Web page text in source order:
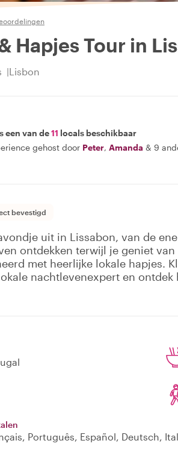
Hapjes Tour in
Lisbon
een van de11 locals beschikbaar
gehost door Peter, Amanda & 9
bevestigd
uit in Lissabon, van de
ontdekken terwijl je geniet
met heerlijke lokale hapjes.
nachtlevenexpert en
Português, Español, Deutsch,